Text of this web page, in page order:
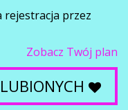
rejestracja przez
Zobacz Twój plan